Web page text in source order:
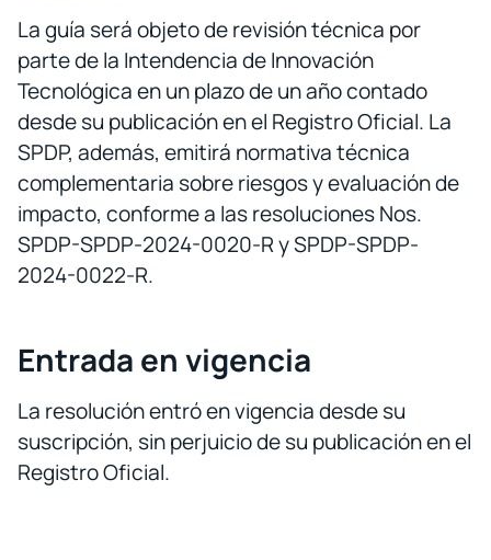
La guía será objeto de revisión técnica por
parte de la Intendencia de Innovación
Tecnológica en un plazo de un año contado
desde su publicación en el Registro Oficial. La
SPDP, además, emitirá normativa técnica
complementaria sobre riesgos y evaluación de
impacto, conforme a las resoluciones Nos.
SPDP-SPDP-2024-0020-R y SPDP-SPDP-
2024-0022-R.
Entrada en vigencia
La resolución entró en vigencia desde su
suscripción, sin perjuicio de su publicación en el
Registro Oficial.